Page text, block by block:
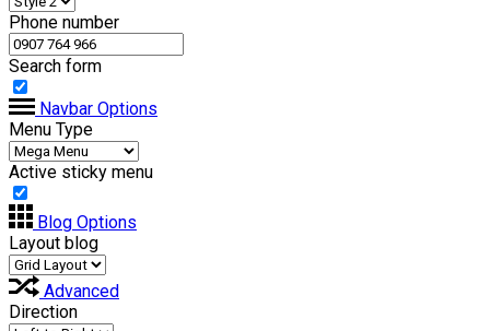
Phone number
Search form
Navbar Options
Menu Type
Active sticky menu
Blog Options
Layout blog
Advanced
Direction